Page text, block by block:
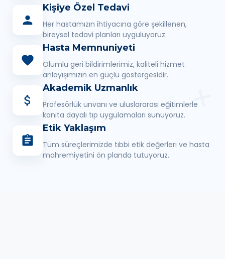
Kişiye Özel Tedavi
Her hastamızın ihtiyacına göre şekillenen,
bireysel tedavi planları uyguluyoruz.
Hasta Memnuniyeti
Olumlu geri bildirimlerimiz, kaliteli hizmet
anlayışımızın en güçlü göstergesidir.
Akademik Uzmanlık
Profesörlük unvanı ve uluslararası eğitimlerle
kanıta dayalı tıp uygulamaları sunuyoruz.
Etik Yaklaşım
Tüm süreçlerimizde tıbbi etik değerleri ve hasta
mahremiyetini ön planda tutuyoruz.